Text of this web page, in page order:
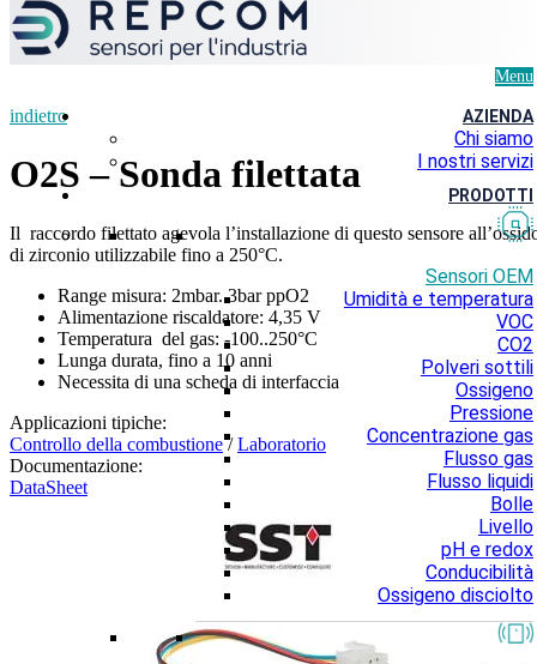
Menu
AZIENDA
Chi siamo
I nostri servizi
PRODOTTI
Sensori OEM
Umidità e temperatura
VOC
CO2
Polveri sottili
Ossigeno
Pressione
Concentrazione gas
Flusso gas
Flusso liquidi
Bolle
Livello
pH e redox
Conducibilità
Ossigeno disciolto
indietro
O2S – Sonda filettata
Il raccordo filettato agevola l’installazione di questo sensore
di zirconio utilizzabile fino a 250°C.
Range misura: 2mbar..3bar ppO2
Alimentazione riscaldatore: 4,35 V
Temperatura del gas: -100..250°C
Lunga durata, fino a 10 anni
Necessita di una scheda di interfaccia
Applicazioni tipiche:
Controllo della combustione/Laboratorio
Documentazione:
DataSheet